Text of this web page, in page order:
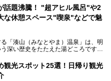
話題沸騰！ "超アヒル風呂"や2
な休憩スペース"喫泉"などで魅
「湊山（みなとやま）温泉」は、明
深い歴史をたたえた湯どころです。
ゃん。さらに、ゆったりくつろげて
憩スペースも人気に。斬新な企画や
せる湊山温泉の魅力をリポートしま
観光スポット25選！日帰り観光